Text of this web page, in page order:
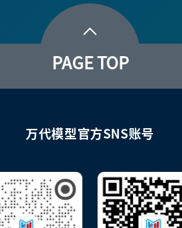
PAGE TOP
万代模型官方SNS账号